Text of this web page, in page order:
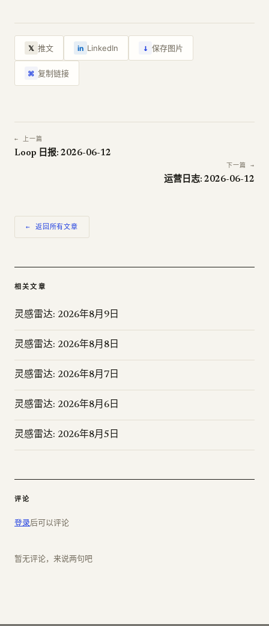
𝕏 推文 in LinkedIn ↓ 保存图片
⌘ 复制链接
← 上一篇
Loop 日报: 2026-06-12
下一篇 →
运营日志: 2026-06-12
← 返回所有文章
相关文章
灵感雷达: 2026年8月9日
灵感雷达: 2026年8月8日
灵感雷达: 2026年8月7日
灵感雷达: 2026年8月6日
灵感雷达: 2026年8月5日
评论
登录后可以评论
暂无评论，来说两句吧